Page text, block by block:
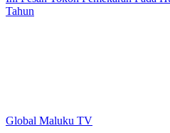
Tahun
Global Maluku TV